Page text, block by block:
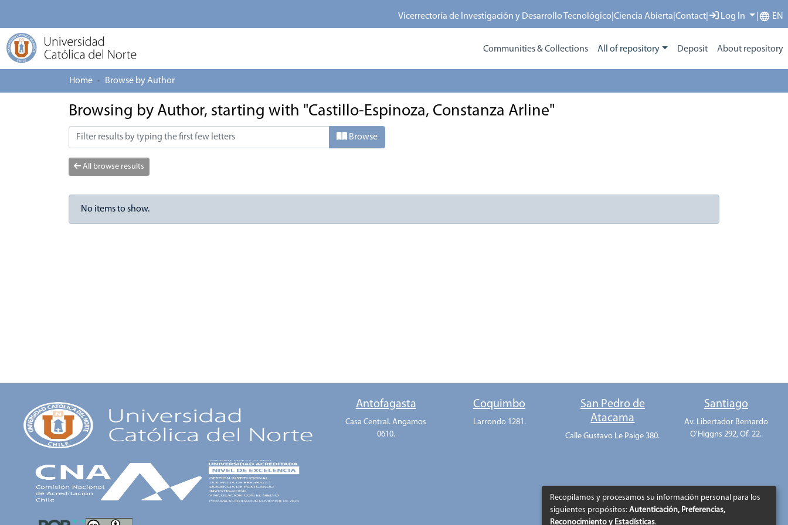
Vicerrectoría de Investigación y Desarrollo Tecnológico |Ciencia Abierta |Contact Log In EN
Communities & Collections All of repository Deposit About repository
Home Browse by Author
Browsing by Author, starting with "Castillo-Espinoza, Constanza Arline"
Browse
All browse results
No items to show.
Antofagasta
Casa Central. Angamos
0610.
Coquimbo
Larrondo 1281.
San Pedro de
Atacama
Calle Gustavo Le Paige 380.
Santiago
Av. Libertador Bernardo
O'Higgns 292, Of. 22.
Recopilamos y procesamos su información personal para los
siguientes propósitos: Autenticación, Preferencias,
Reconocimiento y Estadísticas.